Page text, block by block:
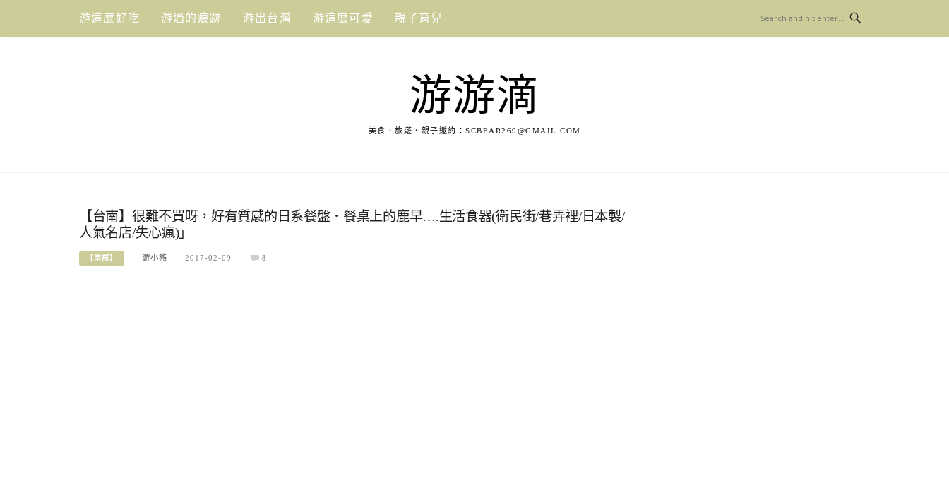
content
游這麼好吃 游過的痕跡 游出台灣 游這麼可愛 親子育兒
游游滴
美食．旅遊．親子邀約： SCBEAR269@GMAIL.COM
【台南】很難不買呀，好有質感的日系餐盤．餐桌上的鹿早….生活食器(衛民街/巷弄裡/日本製/
人氣名店/失心瘋)」
【南部】 游小熊 2017-02-09 8